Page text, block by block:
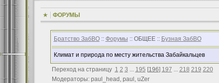
ФОРУМЫ
Братство ЗабВО:: Форумы :: ОБЩЕЕ :: Бузная ЗабВО
Климат и природа по месту жительства Забайкальцев
Переход на страницу 1 2 3 ... 195 [196] 197 ... 218 219 220
Модераторы: paul_head, paul, uZer